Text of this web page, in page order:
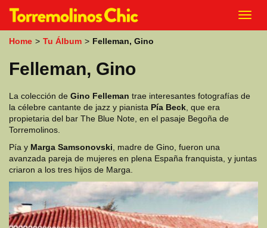
p
Home > Tu Álbum > Felleman, Gino
Felleman, Gino
La colección de Gino Felleman trae interesantes fotografías de
la célebre cantante de jazz y pianista Pía Beck , que era
propietaria del bar The Blue Note, en el pasaje Begoña de
Torremolinos.
Pía y Marga Samsonovski , madre de Gino, fueron una
avanzada pareja de mujeres en plena España franquista, y juntas
criaron a los tres hijos de Marga.